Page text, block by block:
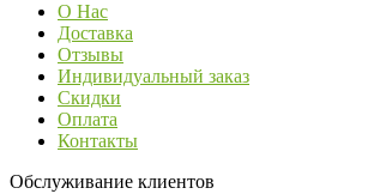
О Нас
Доставка
Отзывы
Индивидуальный заказ
Скидки
Оплата
Контакты
Обслуживание клиентов